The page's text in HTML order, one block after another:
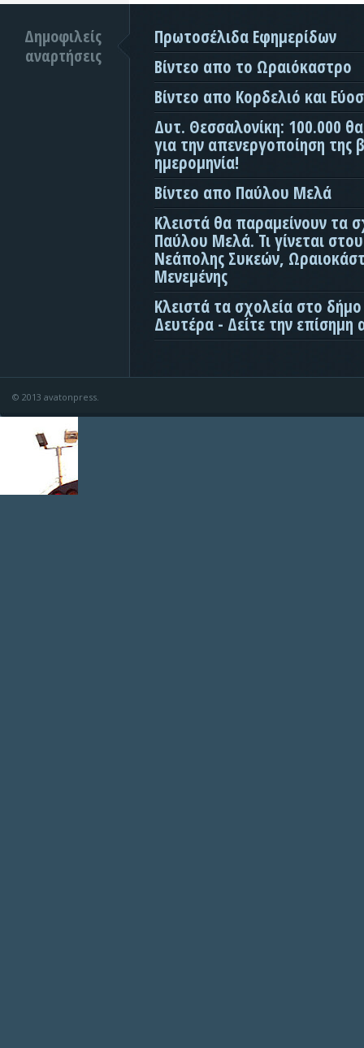
Δημοφιλείς
αναρτήσεις
Πρωτοσέλιδα Εφημερίδων
Βίντεο απο το Ωραιόκαστρο
Βίντεο απο Κορδελιό και
Δυτ. Θεσσαλονίκη: 100.000
για την απενεργοποίηση της
ημερομηνία!
Βίντεο απο Παύλου Μελά
Κλειστά θα παραμείνουν τα
Παύλου Μελά. Τι γίνεται
Νεάπολης Συκεών,
Μενεμένης
Κλειστά τα σχολεία στο
Δευτέρα - Δείτε την επίσημη
© 2013 avatonpress.